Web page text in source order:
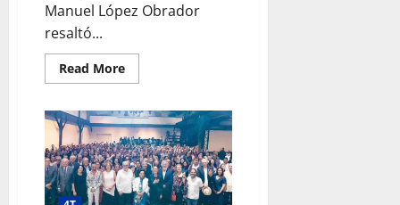
Manuel López Obrador
resaltó...
Read MoreRead
more
de
México
hizo
valer
libertad
y
democracia